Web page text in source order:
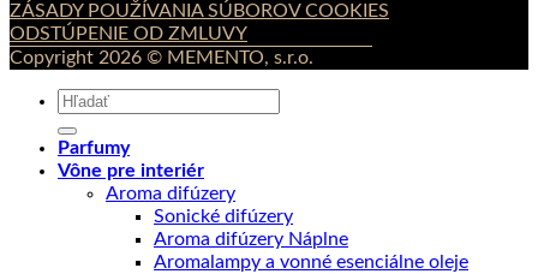
ZÁSADY POUŽÍVANIA SÚBOROV COOKIES
ODSTÚPENIE OD ZMLUVY
Copyright 2026 © MEMENTO, s.r.o.
Hľadať:
Parfumy
Vône pre interiér
Aroma difúzery
Sonické difúzery
Aroma difúzery Náplne
Aromalampy a vonné esenciálne oleje